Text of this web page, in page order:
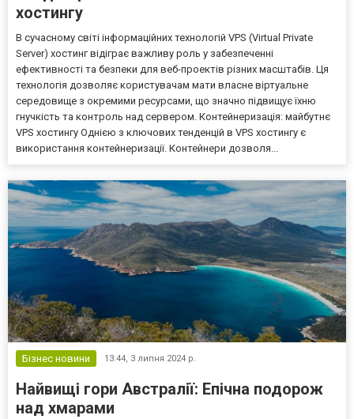
хостингу
В сучасному світі інформаційних технологій VPS (Virtual Private
Server) хостинг відіграє важливу роль у забезпеченні
ефективності та безпеки для веб-проектів різних масштабів. Ця
технологія дозволяє користувачам мати власне віртуальне
середовище з окремими ресурсами, що значно підвищує їхню
гнучкість та контроль над сервером. Контейнеризація: майбутнє
VPS хостингу Однією з ключових тенденцій в VPS хостингу є
використання контейнеризації. Контейнери дозволя...
Бізнес новини 13:44, 3 липня 2024 р.
Найвищі гори Австралії: Епічна подорож
над хмарами